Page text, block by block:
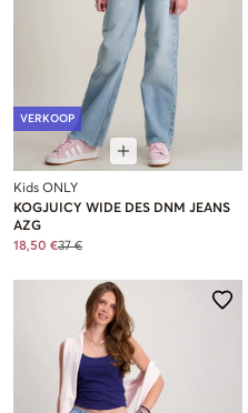
VERKOOP
Kids ONLY
KOGJUICY WIDE DES DNM JEANS
AZG
18,50 €37 €